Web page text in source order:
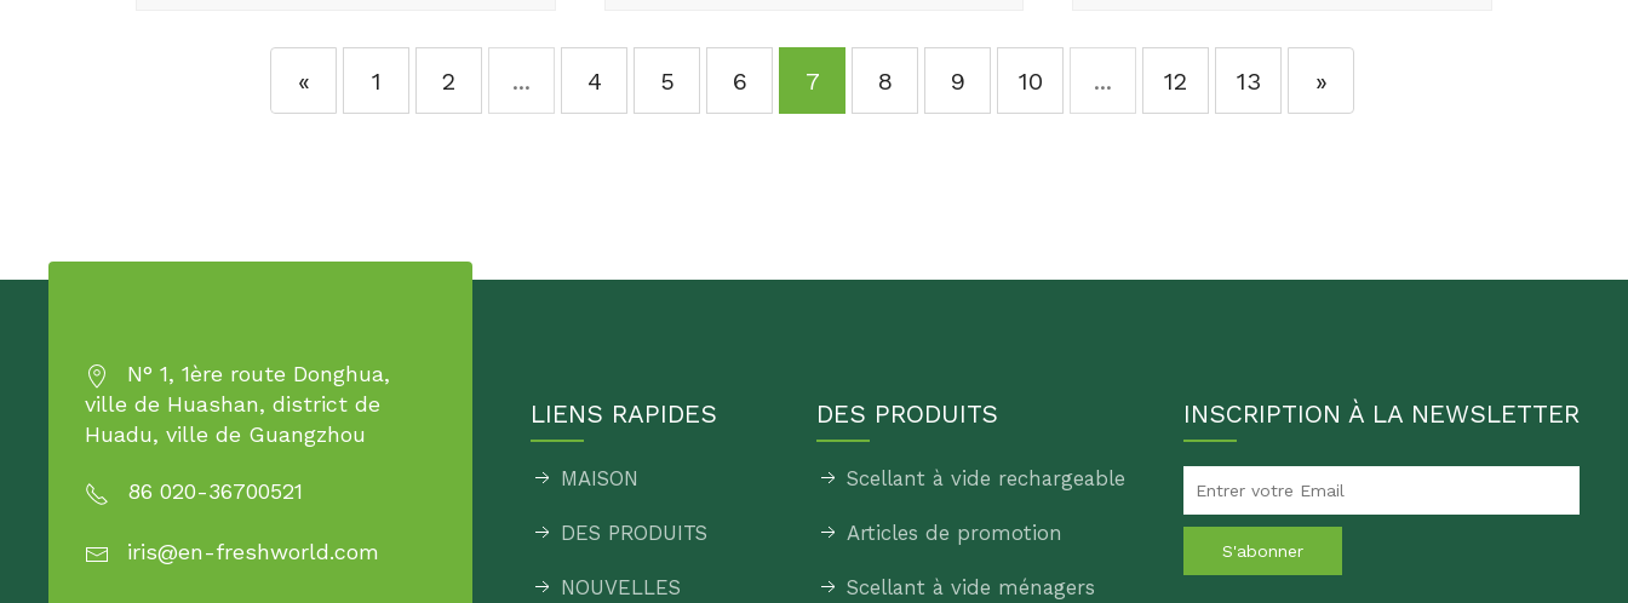
« 1 2 ... 4 5 6 7 8 9 10 ... 12 13 »
N° 1, 1ère route Donghua,
ville de Huashan, district de
Huadu, ville de Guangzhou
86 020-36700521
iris@en-freshworld.com
LIENS RAPIDES
MAISON
DES PRODUITS
NOUVELLES
DES PRODUITS
Scellant à vide rechargeable
Articles de promotion
Scellant à vide ménagers
INSCRIPTION À LA NEWSLETTER
S'abonner